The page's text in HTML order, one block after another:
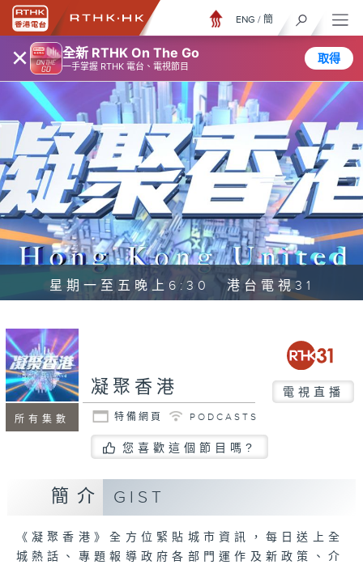
× 全新 RTHK On The Go
一手掌握 RTHK 電台、電視節目
取得
ENG / 簡
星期一至五晚上6:30 港台電視31
所有集數
凝聚香港 電視直播
特備網頁 PODCASTS
您喜歡這個節目嗎?
簡介 GIST
《凝聚香港》全方位緊貼城市資訊，每日送上全
城熱話、專題報導政府各部門運作及新政策、介